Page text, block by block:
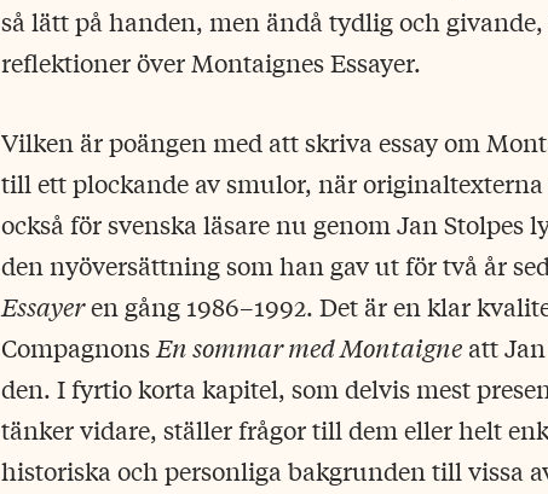
så lätt på handen, men ändå tydlig och
reflektioner över Montaignes Essayer.
Vilken är poängen med att skriva essay om
till ett plockande av smulor, när
också för svenska läsare nu genom Jan Stolpes
den nyöversättning som han gav ut för två år
Essayeren gång 1986–1992. Det är en klar
Compagnons En sommar med Montaigne att
den. I fyrtio korta kapitel, som delvis mest
tänker vidare, ställer frågor till dem eller helt
historiska och personliga bakgrunden till vissa